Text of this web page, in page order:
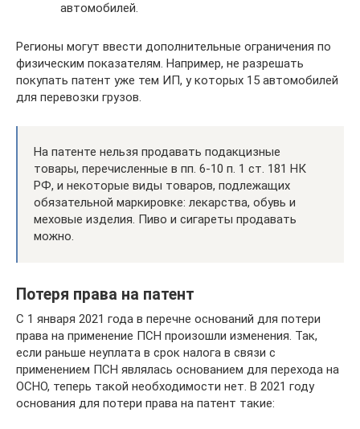
автомобилей.
Регионы могут ввести дополнительные ограничения по
физическим показателям. Например, не разрешать
покупать патент уже тем ИП, у которых 15 автомобилей
для перевозки грузов.
На патенте нельзя продавать подакцизные
товары, перечисленные в пп. 6-10 п. 1 ст. 181 НК
РФ, и некоторые виды товаров, подлежащих
обязательной маркировке: лекарства, обувь и
меховые изделия. Пиво и сигареты продавать
можно.
Потеря права на патент
С 1 января 2021 года в перечне оснований для потери
права на применение ПСН произошли изменения. Так,
если раньше неуплата в срок налога в связи с
применением ПСН являлась основанием для перехода на
ОСНО, теперь такой необходимости нет. В 2021 году
основания для потери права на патент такие: